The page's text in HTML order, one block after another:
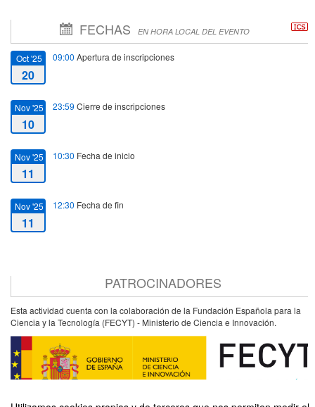
FECHAS EN HORA LOCAL DEL EVENTO
Oct '25
20
09:00 Apertura de inscripciones
Nov '25
10
23:59 Cierre de inscripciones
Nov '25
11
10:30 Fecha de inicio
Nov '25
11
12:30 Fecha de fin
PATROCINADORES
Esta actividad cuenta con la colaboración de la Fundación Española para la
Ciencia y la Tecnología (FECYT) - Ministerio de Ciencia e Innovación.